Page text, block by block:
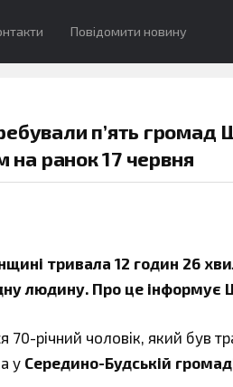
Повідомити новину
п’ять громад
на ранок 17 червня
тривала 12 годин 26
людину. Про це інформує
річний чоловік, який був
у Середино-Будській